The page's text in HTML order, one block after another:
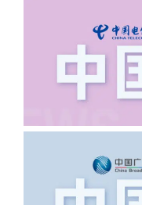
浦东新区北
导致订单失
上海怎么又
里，所以直接